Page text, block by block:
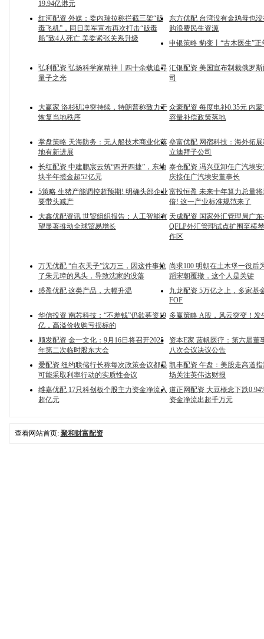
19.94亿港元
红河配资 外媒：委内瑞拉称拦截三架“贩
毒飞机”，同日美军宣布再次打击“贩毒
船”致4人死亡 美委紧张关系升级
东方优配 台湾没有金鸡母也
购浪费民生资源
申银策略 豹变丨“古木医生”正
弘利配资 弘扬科学家精神丨四十余载追寻
量子之光
汇银配资 美国宣布制裁俄罗
司
大赢家 洛杉矶冲突持续，特朗普称致力于
恢复当地秩序
众豪配资 每度电补0.35元 内
容量补偿政策落地
掌盘策略 天海防务：无人船技术商业化落
地有新进展
垒富优配 网宿科技：海外拓
立迪拜子公司
长红配资 中建鹏宸云筑“四开四捷”，东地
块半年揽金超52亿元
泰仓配资 冯兴亚卸任广汽埃
庆接任广汽埃安董事长
5策略 生猪产能调控超预期! 明确头部企业
要带头减产
富投恒盈 未来十年算力总量
倍! 这一产业标准规范来了
大鑫优配资讯 世贸组织报告：人工智能有
望显著推动全球贸易增长
天成配资 国家外汇管理局广
QFLP外汇管理试点扩围至横
作区
万无优配 “白衣天子”沈万三，因这件事抢
了朱元璋的风头，导致沈家的没落
尚求100 明朝在土木堡一役后
蹈宋朝覆辙，这个人是关键
盛盈优配 这类产品，大幅升温
九龙配资 5万亿之上，多家基
FOF
华信投资 南芯科技：“不差钱”仍欲募资19
亿，高溢价收购亏损标的
多赢策略 A股，风云突变！发
顺发配资 金一文化：9月16日将召开2025
年第二次临时股东大会
资本E家 蓝帆医疗：第六届董
八次会议决议公告
爱配资 纽约联储行长称每次政策会议都是
可能采取利率行动的实质性会议
凯丰配资 午盘：美股走高道指
场关注英伟达财报
维嘉优配 17只科创板个股主力资金净流入
超亿元
道正网配资 大豆概念下跌
资金净流出超千万元
查看网站首页: 聚和财富配资